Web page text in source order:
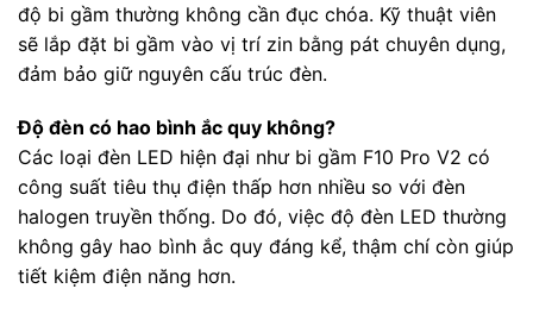
độ bi gầm thường không cần đục chóa. Kỹ thuật viên
sẽ lắp đặt bi gầm vào vị trí zin bằng pát chuyên dụng,
đảm bảo giữ nguyên cấu trúc đèn.
Độ đèn có hao bình ắc quy không?
Các loại đèn LED hiện đại như bi gầm F10 Pro V2 có
công suất tiêu thụ điện thấp hơn nhiều so với đèn
halogen truyền thống. Do đó, việc độ đèn LED thường
không gây hao bình ắc quy đáng kể, thậm chí còn giúp
tiết kiệm điện năng hơn.